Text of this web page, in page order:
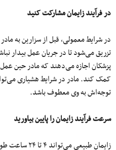
در فرآیند زایمان مشارکت کنید
در شرایط معمولی، قبل از سزارین به
تزریق می‌شود تا در جریان عمل بیدار
پزشکان اجازه می‌دهند که مادر حین عمل
کمک کند. مادر در شرایط هشیاری
توجه‌اش به وی معطوف باشد.
سرعت فرآیند زایمان را پایین بیاورید
زایمان طبیعی